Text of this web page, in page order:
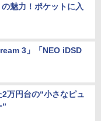
魅力！ポケットに入
3」「NEO iDSD
万円台の“小さなピュ